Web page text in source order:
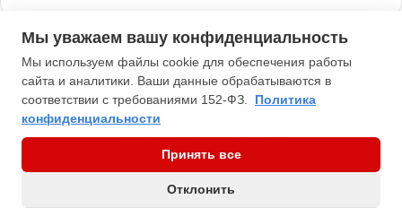
2013-2026 Типичная Москва. 16+. Мнение редакции может не
Политика конфиденциальности
RSS YouTubevk.com
Мы уважаем вашу конфиденциальность
Мы используем файлы cookie для обеспечения работы
сайта и аналитики. Ваши данные обрабатываются в
соответствии с требованиями 152-ФЗ.
Политика
конфиденциальности
Принять все
Отклонить